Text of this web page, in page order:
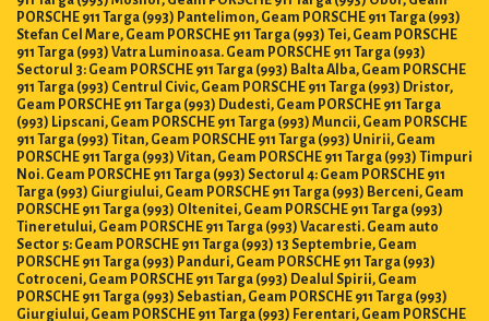
PORSCHE 911 Targa (993) Pantelimon, Geam PORSCHE 911 Targa (993)
Stefan Cel Mare, Geam PORSCHE 911 Targa (993) Tei, Geam PORSCHE
911 Targa (993) Vatra Luminoasa. Geam PORSCHE 911 Targa (993)
Sectorul 3: Geam PORSCHE 911 Targa (993) Balta Alba, Geam PORSCHE
911 Targa (993) Centrul Civic, Geam PORSCHE 911 Targa (993) Dristor,
Geam PORSCHE 911 Targa (993) Dudesti, Geam PORSCHE 911 Targa
(993) Lipscani, Geam PORSCHE 911 Targa (993) Muncii, Geam PORSCHE
911 Targa (993) Titan, Geam PORSCHE 911 Targa (993) Unirii, Geam
PORSCHE 911 Targa (993) Vitan, Geam PORSCHE 911 Targa (993) Timpuri
Noi. Geam PORSCHE 911 Targa (993) Sectorul 4: Geam PORSCHE 911
Targa (993) Giurgiului, Geam PORSCHE 911 Targa (993) Berceni, Geam
PORSCHE 911 Targa (993) Oltenitei, Geam PORSCHE 911 Targa (993)
Tineretului, Geam PORSCHE 911 Targa (993) Vacaresti. Geam auto
Sector 5: Geam PORSCHE 911 Targa (993) 13 Septembrie, Geam
PORSCHE 911 Targa (993) Panduri, Geam PORSCHE 911 Targa (993)
Cotroceni, Geam PORSCHE 911 Targa (993) Dealul Spirii, Geam
PORSCHE 911 Targa (993) Sebastian, Geam PORSCHE 911 Targa (993)
Giurgiului, Geam PORSCHE 911 Targa (993) Ferentari, Geam PORSCHE